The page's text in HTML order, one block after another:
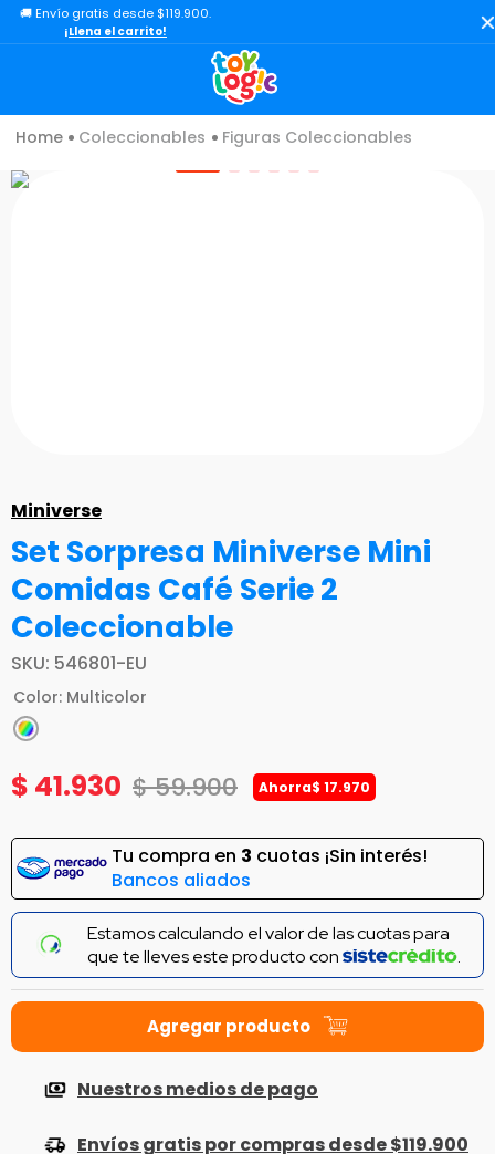
🚚 Envío gratis desde $119.900.
¡Llena el carrito!
Coleccionables Figuras Coleccionables
Miniverse
Set Sorpresa Miniverse Mini
Comidas Café Serie 2
Coleccionable
SKU: 546801-EU
Color: Multicolor
$ 41.930 $59.900 Ahorra$ 17.970
Tu compra en 3 cuotas ¡Sin interés!
Bancos aliados
Compra con ysolicita tu cupo.
Nuestros medios de pago
Envíos gratis por compras desde $119.900
TÉRMINOS MÁS BUSCADOS
3.
carro
4